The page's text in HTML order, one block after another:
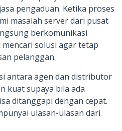
pengaduan. Ketika proses
masalah server dari pusat
berkomunikasi
solusi agar tetap
pelanggan.
antara agen dan distributor
kuat supaya bila ada
ditanggapi dengan cepat.
ulasan-ulasan dari